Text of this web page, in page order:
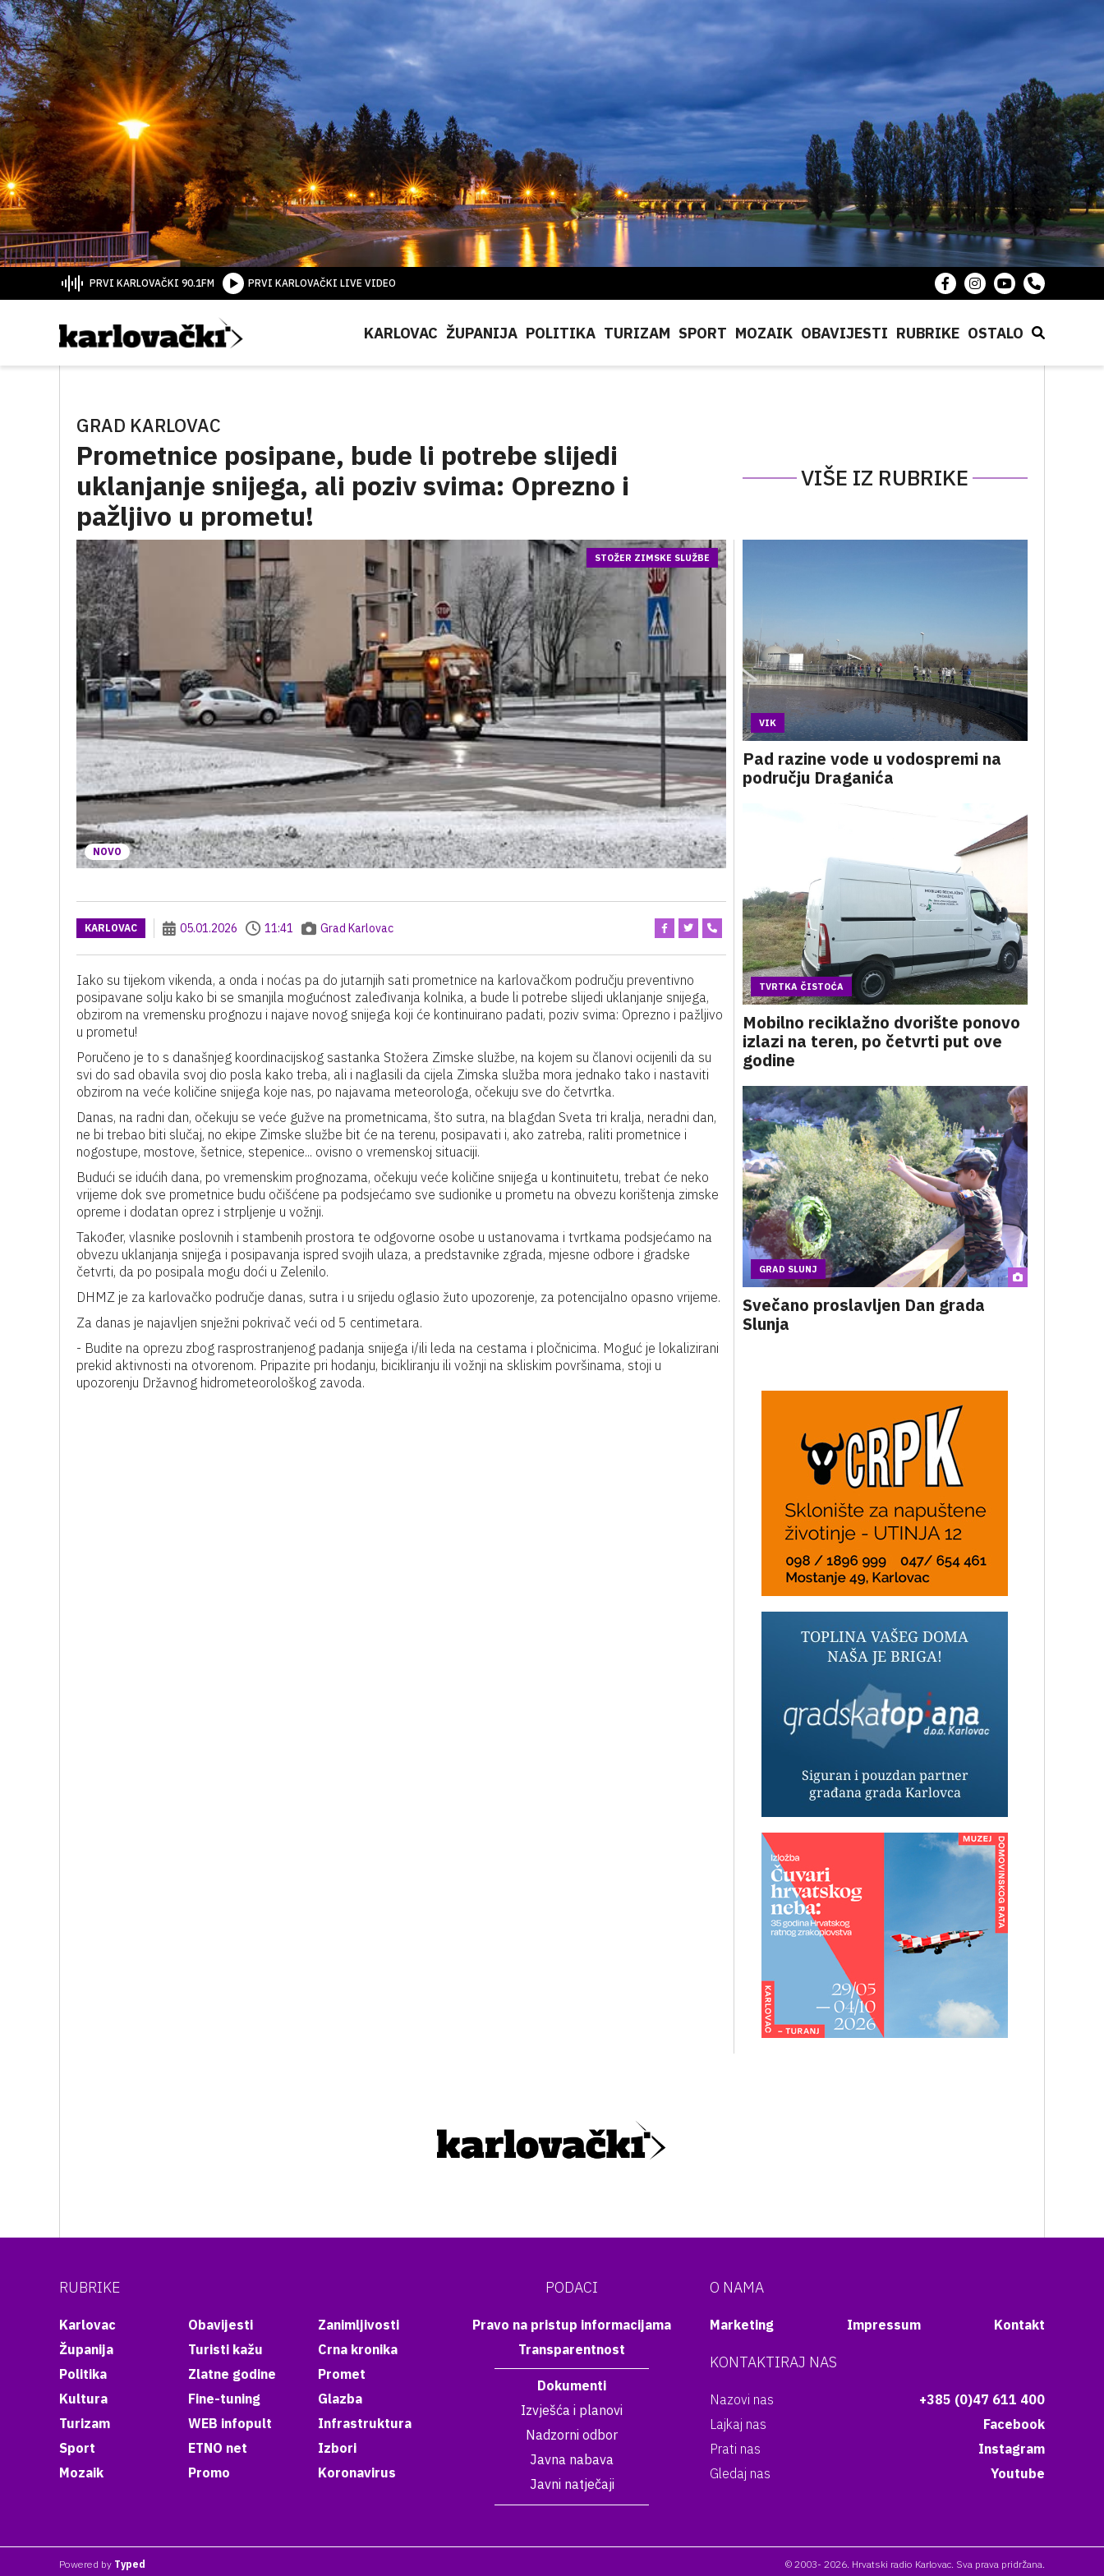
PRVI KARLOVAČKI 90.1FM PRVI KARLOVAČKI LIVE VIDEO
KARLOVAC ŽUPANIJA POLITIKA TURIZAM SPORT MOZAIK OBAVIJESTI RUBRIKE OSTALO
GRAD KARLOVAC
Prometnice posipane, bude li potrebe slijedi
uklanjanje snijega, ali poziv svima: Oprezno i
pažljivo u prometu!
VIŠE IZ RUBRIKE
NOVO
STOŽER ZIMSKE SLUŽBE
KARLOVAC 05.01.2026 11:41 Grad Karlovac
Iako su tijekom vikenda, a onda i noćas pa do jutarnjih sati prometnice na karlovačkom području preventivno
posipavane solju kako bi se smanjila mogućnost zaleđivanja kolnika, a bude li potrebe slijedi uklanjanje snijega,
obzirom na vremensku prognozu i najave novog snijega koji će kontinuirano padati, poziv svima: Oprezno i pažljivo
u prometu!
Poručeno je to s današnjeg koordinacijskog sastanka Stožera Zimske službe, na kojem su članovi ocijenili da su
svi do sad obavila svoj dio posla kako treba, ali i naglasili da cijela Zimska služba mora jednako tako i nastaviti
obzirom na veće količine snijega koje nas, po najavama meteorologa, očekuju sve do četvrtka.
Danas, na radni dan, očekuju se veće gužve na prometnicama, što sutra, na blagdan Sveta tri kralja, neradni dan,
ne bi trebao biti slučaj, no ekipe Zimske službe bit će na terenu, posipavati i, ako zatreba, raliti prometnice i
nogostupe, mostove, šetnice, stepenice... ovisno o vremenskoj situaciji.
Budući se idućih dana, po vremenskim prognozama, očekuju veće količine snijega u kontinuitetu, trebat će neko
vrijeme dok sve prometnice budu očišćene pa podsjećamo sve sudionike u prometu na obvezu korištenja zimske
opreme i dodatan oprez i strpljenje u vožnji.
Također, vlasnike poslovnih i stambenih prostora te odgovorne osobe u ustanovama i tvrtkama podsjećamo na
obvezu uklanjanja snijega i posipavanja ispred svojih ulaza, a predstavnike zgrada, mjesne odbore i gradske
četvrti, da po posipala mogu doći u Zelenilo.
DHMZ je za karlovačko područje danas, sutra i u srijedu oglasio žuto upozorenje, za potencijalno opasno vrijeme.
Za danas je najavljen snježni pokrivač veći od 5 centimetara.
- Budite na oprezu zbog rasprostranjenog padanja snijega i/ili leda na cestama i pločnicima. Moguć je lokalizirani
prekid aktivnosti na otvorenom. Pripazite pri hodanju, bicikliranju ili vožnji na skliskim površinama, stoji u
upozorenju Državnog hidrometeorološkog zavoda.
VIK
Pad razine vode u vodospremi na
području Draganića
TVRTKA ČISTOĆA
Mobilno reciklažno dvorište ponovo
izlazi na teren, po četvrti put ove
godine
GRAD SLUNJ
Svečano proslavljen Dan grada
Slunja
RUBRIKE
Karlovac
Županija
Politika
Kultura
Turizam
Sport
Mozaik
Obavijesti
Turisti kažu
Zlatne godine
Fine-tuning
WEB infopult
ETNO net
Promo
Zanimljivosti
Crna kronika
Promet
Glazba
Infrastruktura
Izbori
Koronavirus
PODACI
Pravo na pristup informacijama
Transparentnost
Dokumenti
Izvješća i planovi
Nadzorni odbor
Javna nabava
Javni natječaji
O NAMA
Marketing Impressum Kontakt
KONTAKTIRAJ NAS
Nazovi nas
+385 (0)47 611 400
Lajkaj nas
Facebook
Prati nas
Instagram
Gledaj nas
Youtube
Powered by Typed © 2003- 2026. Hrvatski radio Karlovac. Sva prava pridržana.